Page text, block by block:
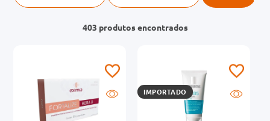
6º
absorvente
teste gravidez
403 produtos
IMPORTADO